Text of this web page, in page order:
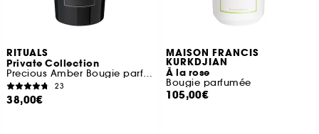
RITUALS
Private Collection
Precious Amber Bougie parfumée
23
38,00€
MAISON FRANCIS
KURKDJIAN
À la rose
Bougie parfumée
105,00€